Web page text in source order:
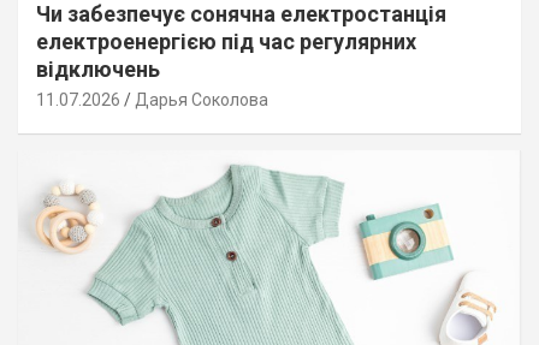
Чи забезпечує сонячна електростанція
електроенергією під час регулярних
відключень
11.07.2026 Дарья Соколова